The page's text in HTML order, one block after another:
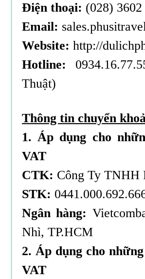
Điện thoại: (028)
Email:
Website: http://
Hotline:
Thuật)
Thông tin chuyển
1. Áp dụng cho
VAT
CTK: Công Ty TNHH
STK:
Ngân hàng:
Nhì, TP.HCM
2. Áp dụng cho
VAT